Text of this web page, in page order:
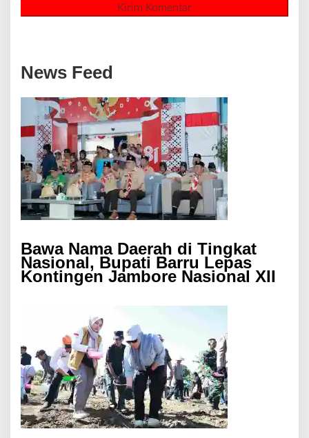
News Feed
Bawa Nama Daerah di Tingkat
Nasional, Bupati Barru Lepas
Kontingen Jambore Nasional XII